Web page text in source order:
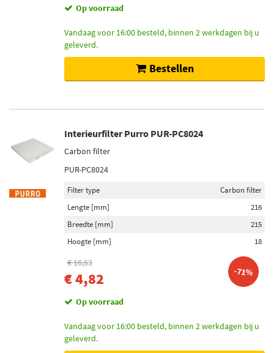
Op voorraad
Vandaag voor 16:00 besteld, binnen 2 werkdagen bij u
geleverd.
Bestellen
Interieurfilter Purro PUR-PC8024
Carbon filter
PUR-PC8024
Filter type
Carbon filter
Lengte [mm]
216
Breedte [mm]
215
Hoogte [mm]
18
€ 16,63
€ 4,82 -71%
Op voorraad
Vandaag voor 16:00 besteld, binnen 2 werkdagen bij u
geleverd.